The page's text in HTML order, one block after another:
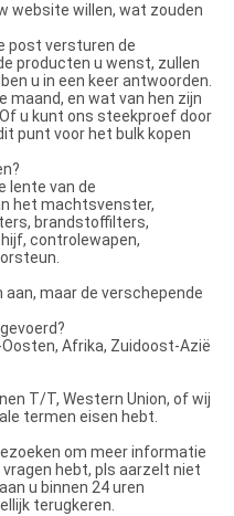
website willen, wat zouden
post versturen de
producten u wenst, zullen
u in een keer antwoorden.
maand, en wat van hen zijn
u kunt ons steekproef door
punt voor het bulk kopen
lente van de
het machtsvenster,
brandstoffilters,
controlewapen,
aan, maar de verschepende
Afrika, Zuidoost-Azië
T/T, Western Union, of wij
termen eisen hebt.
om meer informatie
hebt, pls aarzelt niet
u binnen 24 uren
terugkeren.